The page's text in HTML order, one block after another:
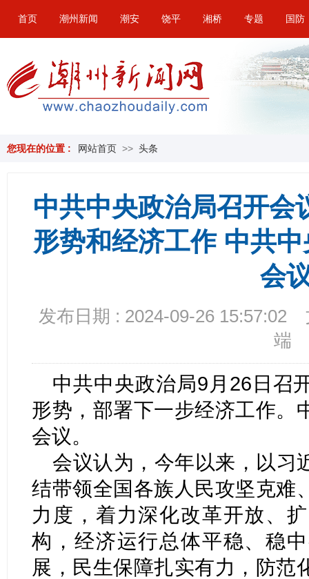
首页 潮州新闻 潮安 饶平 湘桥 专题 国防
您现在的位置 : 网站首页 >> 头条
中共中央政治局召开会
形势和经济工作 中共
会
发布日期 : 2024-09-26 15:57:02
端
中共中央政治局9月26日召
形势，部署下一步经济工作。
会议。
会议认为，今年以来，以习
结带领全国各族人民攻坚克难
力度，着力深化改革开放、
构，经济运行总体平稳、稳
展，民生保障扎实有力，防范